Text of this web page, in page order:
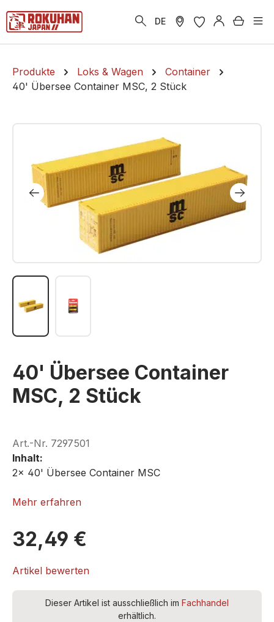
springen DE
Produkte Loks & Wagen
Container
40' Übersee Container MSC, 2 Stück
Bildergalerie überspringen
40' Übersee Container
MSC, 2 Stück
Art.-Nr. 7297501
Inhalt:
2x 40' Übersee Container MSC
ROKUHAN A101-2
Mehr erfahren
32,49 €
Artikel bewerten
Dieser Artikel ist ausschließlich im Fachhandel
erhältlich.